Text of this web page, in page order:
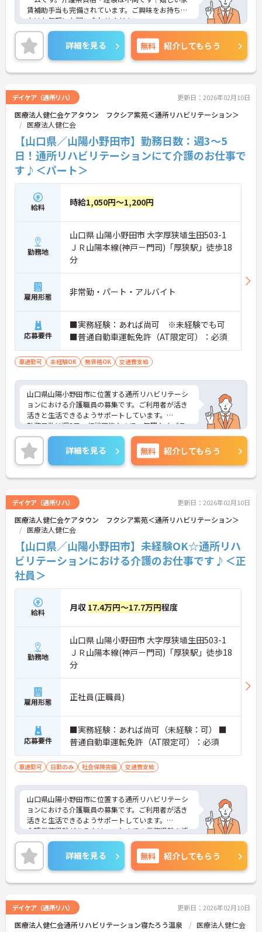
賃補助手当も完備されています。ご興味をお持ちの
方はお気軽にお問い合わせください。
詳細を見る 無料 紹介してもらう
デイケア（通所リハ） 更新日：2026年02月10日
医療法人健仁会ケアタウン フクシア紫苑＜通所リハビリテーション＞
医療法人健仁会
【山口県／山陽小野田市】勤務日数：週3～5
日！通所リハビリテーションにて介護のお仕事で
す♪＜パート＞
給料 時給1,050円～1,200円
勤務地
山口県 山陽小野田市 大字厚狭埴生田503-1
ＪＲ山陽本線(神戸－門司)「厚狭駅」徒歩18
分
雇用形態 非常勤・パート・アルバイト
応募要件
■実務経験：あれば尚可 ※未経験でも可
■普通自動車運転免許（AT限定可）：必須
車通勤可 未経験OK 無資格OK 交通費支給
山口県山陽小野田市に位置する通所リハビリテーシ
ョンにおける介護職員の募集です。ご利用者が活き
活きと生活できるようサポートしています。
勤務日数は週3日～相談可能なので、無理なくプラ
イベートを大切にしながらご勤務いただけます。
ご興味のある方には、面接対策ポイントなど、さら
に詳細をお話しいたしますのでお気軽にご相談くだ
さい！
詳細を見る 無料 紹介してもらう
デイケア（通所リハ） 更新日：2026年02月10日
医療法人健仁会ケアタウン フクシア紫苑＜通所リハビリテーション＞
医療法人健仁会
【山口県／山陽小野田市】未経験OK☆通所リハ
ビリテーションにおける介護のお仕事です♪＜正
社員＞
給料 月収 17.4万円～17.7万円程度
勤務地
山口県 山陽小野田市 大字厚狭埴生田503-1
ＪＲ山陽本線(神戸－門司)「厚狭駅」徒歩18
分
雇用形態 正社員(正職員)
応募要件
■実務経験：あれば尚可（未経験：可） ■
普通自動車運転免許（AT限定可）：必須
車通勤可 日勤のみ 社会保険完備 交通費支給
山口県山陽小野田市に位置する通所リハビリテーシ
ョンにおける介護職員の募集です。ご利用者が活き
活きと生活できるようサポートしています。
介護業務経験がある方は、これまでの業務経験を活
かしながら就業できる環境です。ご利用者に寄り添
って介護サービスを提供を行っていただける方を募
集しています。
ご興味のある方には、面接対策ポイントなど、さら
に詳細をお話しいたしますのでお気軽にご相談くだ
詳細を見る 無料 紹介してもらう
デイケア（通所リハ） 更新日：2026年02月10日
医療法人健仁会通所リハビリテーション寝たろう温泉 医療法人健仁会